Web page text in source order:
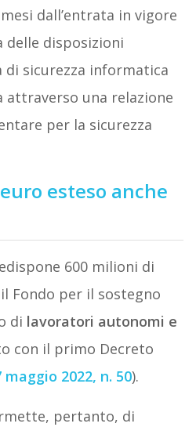
dall’entrata in vigore
delle disposizioni
sicurezza informatica
attraverso una relazione
per la sicurezza
esteso anche
600 milioni di
Fondo per il sostegno
di lavoratori autonomi e
con il primo Decreto
2022, n. 50).
pertanto, di